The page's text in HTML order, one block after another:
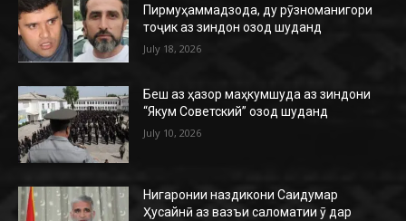
Пирмуҳаммадзода, ду рӯзноманигори
тоҷик аз зиндон озод шуданд
July 18, 2026
Беш аз ҳазор маҳкумшуда аз зиндони
“Якум Советский” озод шуданд
July 10, 2026
Нигаронии наздикони Саидумар
Ҳусайнӣ аз вазъи саломатии ӯ дар